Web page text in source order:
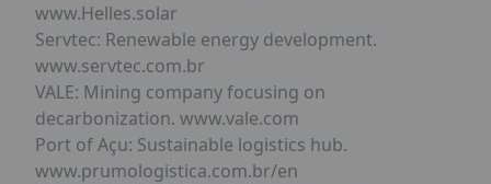
www.Helles.solar
Servtec: Renewable energy development.
www.servtec.com.br
VALE: Mining company focusing on
decarbonization. www.vale.com
Port of Açu: Sustainable logistics hub.
www.prumologistica.com.br/en